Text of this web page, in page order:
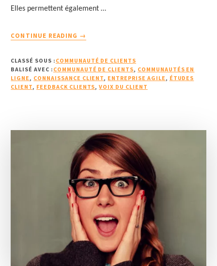
Elles permettent également …
CONTINUE READING
DE
CLIENTS
AU
CONNAISSANCE
CLIENT
–
TÉMOIGNAGE
MAAF
→
CLASSÉ SOUS : COMMUNAUTÉ DE CLIENTS
BALISÉ AVEC : COMMUNAUTÉ DE CLIENTS, COMMUNAUTÉS EN
LIGNE , CONNAISSANCE CLIENT, ENTREPRISE AGILE , ÉTUDES
CLIENT, FEEDBACK CLIENTS,VOIX DU CLIENT